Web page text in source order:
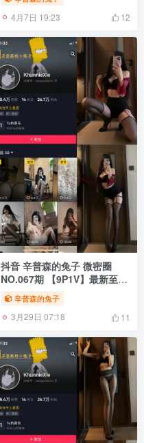
4月7日 19:23 12
抖音 辛普森的兔子 微密圈
NO.067期 【9P1V】最新至：
2025.1.7
辛普森的兔子
3月29日 07:18 11